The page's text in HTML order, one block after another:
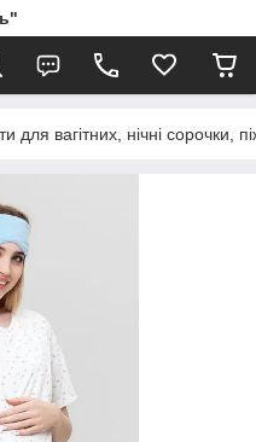
для вагітних, нічні сорочки,